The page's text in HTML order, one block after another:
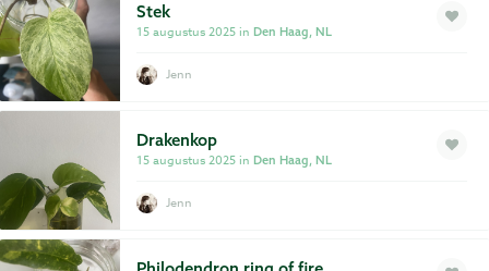
Stek
15 augustus 2025 in Den Haag, NL
Jenn
Drakenkop
15 augustus 2025 in Den Haag, NL
Jenn